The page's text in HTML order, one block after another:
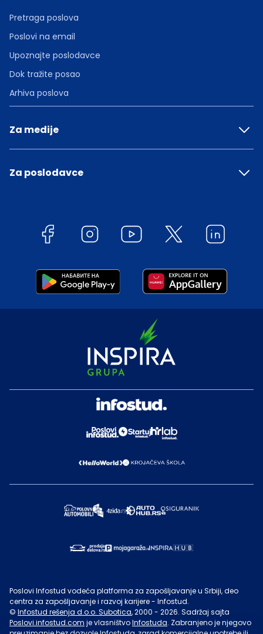
Pretraga poslova
Poslovi na email
Upoznajte poslodavce
Dok tražite posao
Arhiva poslova
Za medije
Za poslodavce
Poslovi Infostud vodeća platforma za zapošljavanje u Srbiji, deo
centra za zapošljavanje i razvoj karijere - Infostud.
© Infostud rešenja d.o.o. Subotica, 2000 - 2026. Sadržaj sajta
Poslovi.infostud.com je vlasništvoInfostuda. Zabranjeno je njegovo